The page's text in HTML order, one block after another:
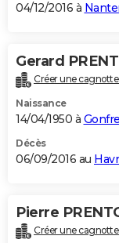
04/12/2016 à
Gerard
Créer une
Naissance
14/04/1950 à
Décès
06/09/2016 au
Pierre
Créer une